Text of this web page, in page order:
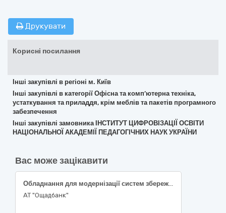
Друкувати
Корисні посилання
Інші закупівлі в регіоні м. Київ
Інші закупівлі в категорії Офісна та комп’ютерна техніка,
устаткування та приладдя, крім меблів та пакетів програмного
забезпечення
Інші закупівлі замовника ІНСТИТУТ ЦИФРОВІЗАЦІЇ ОСВІТИ
НАЦІОНАЛЬНОЇ АКАДЕМІЇ ПЕДАГОГІЧНИХ НАУК УКРАЇНИ
Вас може зацікавити
Обладнання для модернізації систем збереження даних виробництва NetApp
АТ "Ощадбанк"